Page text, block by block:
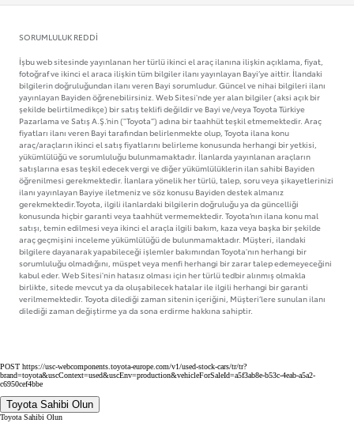
SORUMLULUK REDDI
İşbu web sitesinde yayınlanan her türlü ikinci el araç ilanına ilişkin açıklama, fiyat,
fotoğraf ve ikinci el araca ilişkin tüm bilgiler ilanı yayınlayan Bayi’ye aittir. İlandaki
bilgilerin doğruluğundan ilanı veren Bayi sorumludur. Güncel ve nihai bilgileri ilanı
yayınlayan Bayiden öğrenebilirsiniz. Web Sitesi'nde yer alan bilgiler (aksi açık bir
şekilde belirtilmedikçe) bir satış teklifi değildir ve Bayi ve/veya Toyota Türkiye
Pazarlama ve Satış A.Ş.’nin ("Toyota”) adına bir taahhüt teşkil etmemektedir. Araç
fiyatları ilanı veren Bayi tarafından belirlenmekte olup, Toyota ilana konu
araç/araçların ikinci el satış fiyatlarını belirleme konusunda herhangi bir yetkisi,
yükümlülüğü ve sorumluluğu bulunmamaktadır. İlanlarda yayınlanan araçların
satışlarına esas teşkil edecek vergi ve diğer yükümlülüklerin ilan sahibi Bayiden
öğrenilmesi gerekmektedir. İlanlara yönelik her türlü, talep, soru veya şikayetlerinizi
ilanı yayınlayan Bayiye iletmeniz ve söz konusu Bayiden destek almanız
gerekmektedir.Toyota, ilgili ilanlardaki bilgilerin doğruluğu ya da güncelliği
konusunda hiçbir garanti veya taahhüt vermemektedir. Toyota’nın ilana konu mal
satışı, temin edilmesi veya ikinci el araçla ilgili bakım, kaza veya başka bir şekilde
araç geçmişini inceleme yükümlülüğü de bulunmamaktadır. Müşteri, ilandaki
bilgilere dayanarak yapabileceği işlemler bakımından Toyota'nın herhangi bir
sorumluluğu olmadığını, müspet veya menfi herhangi bir zarar talep edemeyeceğini
kabul eder. Web Sitesi'nin hatasız olması için her türlü tedbir alınmış olmakla
birlikte, sitede mevcut ya da oluşabilecek hatalar ile ilgili herhangi bir garanti
verilmemektedir. Toyota dilediği zaman sitenin içeriğini, Müşteri’lere sunulan ilanı
dilediği zaman değiştirme ya da sona erdirme hakkına sahiptir.
POST https://usc-webcomponents.toyota-europe.com/v1/used-stock-cars/tr/tr?
brand=toyota&uscContext=used&uscEnv=production&vehicleForSaleId=a5f3ab8e-b53c-4eab-a5a2-
c6950cef4bbe
Toyota Sahibi Olun
Toyota Sahibi Olun